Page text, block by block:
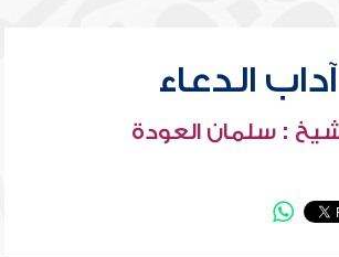
آداب الدعاء
: سلمان العودة